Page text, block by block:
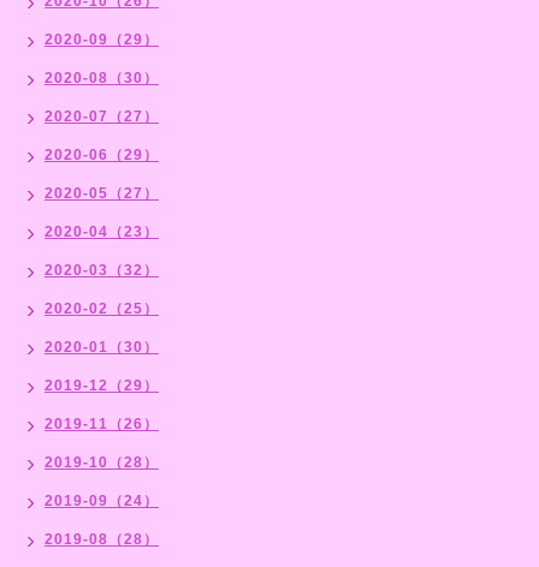
2020-09（29）
2020-08（30）
2020-07（27）
2020-06（29）
2020-05（27）
2020-04（23）
2020-03（32）
2020-02（25）
2020-01（30）
2019-12（29）
2019-11（26）
2019-10（28）
2019-09（24）
2019-08（28）